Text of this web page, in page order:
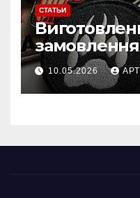
СТАТЬИ
власний
10.05.2026